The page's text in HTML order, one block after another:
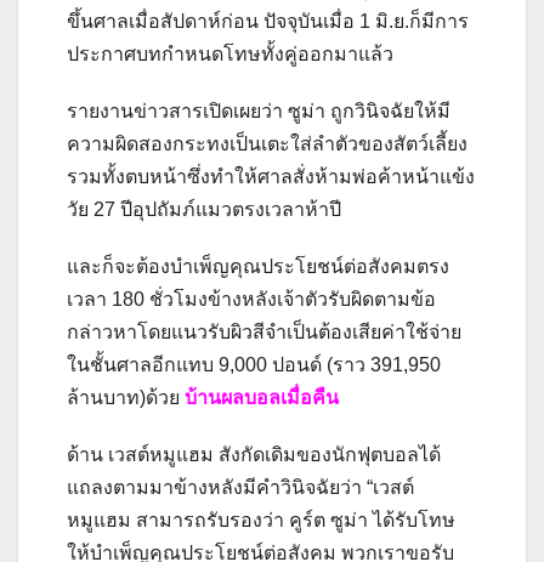
ขึ้นศาลเมื่อสัปดาห์ก่อน ปัจจุบันเมื่อ 1 มิ.ย.ก็มีการ
ประกาศบทกำหนดโทษทั้งคู่ออกมาแล้ว
รายงานข่าวสารเปิดเผยว่า ซูม่า ถูกวินิจฉัยให้มี
ความผิดสองกระทงเป็นเตะใส่ลำตัวของสัตว์เลี้ยง
รวมทั้งตบหน้าซึ่งทำให้ศาลสั่งห้ามพ่อค้าหน้าแข้ง
วัย 27 ปีอุปถัมภ์แมวตรงเวลาห้าปี
และก็จะต้องบำเพ็ญคุณประโยชน์ต่อสังคมตรง
เวลา 180 ชั่วโมงข้างหลังเจ้าตัวรับผิดตามข้อ
กล่าวหาโดยแนวรับผิวสีจำเป็นต้องเสียค่าใช้จ่าย
ในชั้นศาลอีกแทบ 9,000 ปอนด์ (ราว 391,950
ล้านบาท)ด้วย บ้านผลบอลเมื่อคืน
ด้าน เวสต์หมูแฮม สังกัดเดิมของนักฟุตบอลได้
แถลงตามมาข้างหลังมีคำวินิจฉัยว่า “เวสต์
หมูแฮม สามารถรับรองว่า คูร์ต ซูม่า ได้รับโทษ
ให้บำเพ็ญคุณประโยชน์ต่อสังคม พวกเราขอรับ